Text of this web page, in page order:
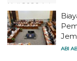
ABI